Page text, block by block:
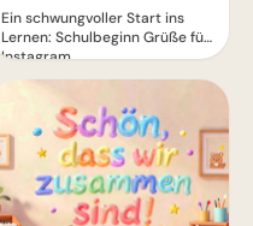
Ein schwungvoller Start ins
Lernen: Schulbeginn Grüße für
Instagram